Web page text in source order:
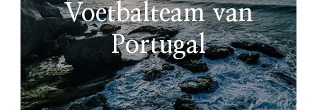
Voetbalteam van
Portugal